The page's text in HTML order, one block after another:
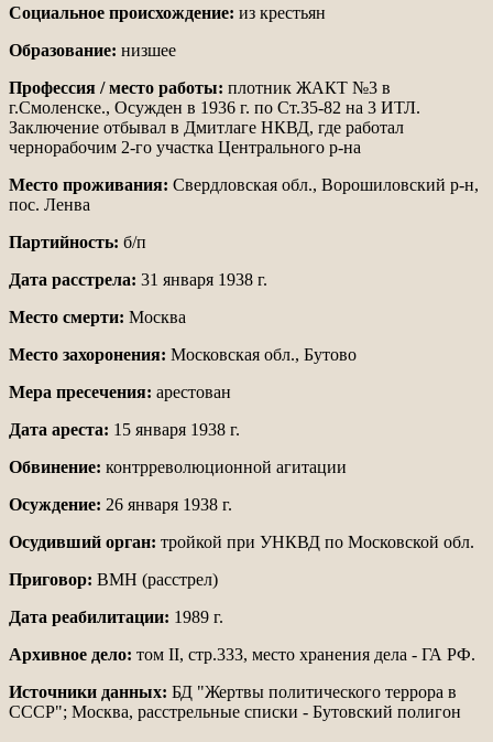
Социальное происхождение: из крестьян
Образование: низшее
Профессия / место работы: плотник ЖАКТ №3 в
г.Смоленске., Осужден в 1936 г. по Ст.35-82 на 3 ИТЛ.
Заключение отбывал в Дмитлаге НКВД, где работал
чернорабочим 2-го участка Центрального р-на
Место проживания: Свердловская обл., Ворошиловский р-н,
пос. Ленва
Партийность: б/п
Дата расстрела: 31 января 1938 г.
Место смерти: Москва
Место захоронения: Московская обл., Бутово
Мера пресечения: арестован
Дата ареста: 15 января 1938 г.
Обвинение: контрреволюционной агитации
Осуждение: 26 января 1938 г.
Осудивший орган: тройкой при УНКВД по Московской обл.
Приговор: ВМН (расстрел)
Дата реабилитации: 1989 г.
Архивное дело: том II, стр.333, место хранения дела - ГА РФ.
Источники данных: БД "Жертвы политического террора в
СССР"; Москва, расстрельные списки - Бутовский полигон